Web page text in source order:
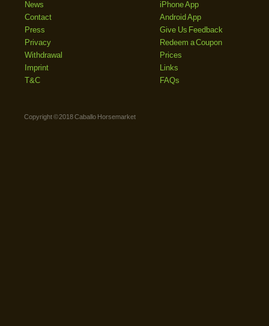
News
Contact
Press
Privacy
Withdrawal
Imprint
T&C
iPhone App
Android App
Give Us Feedback
Redeem a Coupon
Prices
Links
FAQs
Copyright © 2018 Caballo Horsemarket